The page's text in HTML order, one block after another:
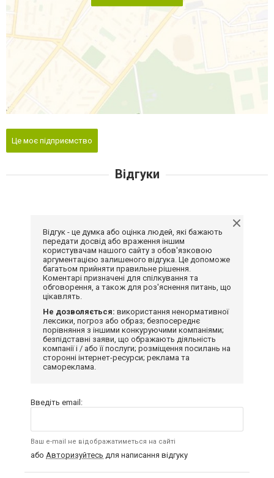
Це моє підприємство
Відгуки
Відгук - це думка або оцінка людей, які бажають
передати досвід або враження іншим
користувачам нашого сайту з обов'язковою
аргументацією залишеного відгука. Це допоможе
багатьом прийняти правильне рішення.
Коментарі призначені для спілкування та
обговорення, а також для роз'яснення питань, що
цікавлять.
Не дозволяється: використання ненормативної
лексики, погроз або образ; безпосереднє
порівняння з іншими конкуруючими компаніями;
безпідставні заяви, що ображають діяльність
компанії і / або її послуги; розміщення посилань на
сторонні інтернет-ресурси; реклама та
самореклама.
Введіть email:
Ваш e-mail не відображатиметься на сайті
або Авторизуйтесь для написання відгуку